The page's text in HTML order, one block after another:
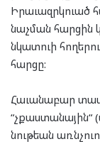
Իրա­ւազրկ­ուած
նաչ­ման հար­ցին
նկատ­ուի
հար­ցը:
Հա­ւա­նա­բար
“չքաս­տա­նա­յին“
նու­թեան